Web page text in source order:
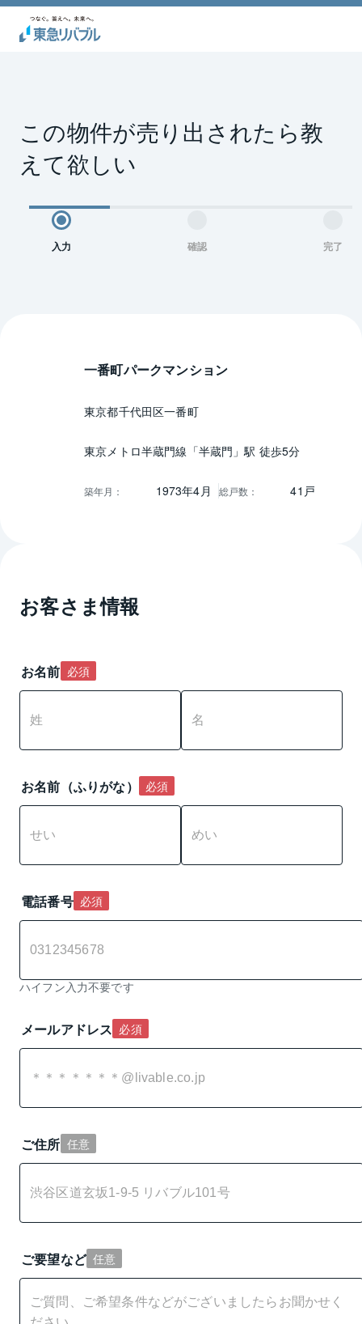
この物件が売り出されたら教
えて欲しい
入力 確認 完了
一番町パークマンション
東京都千代田区一番町
東京メトロ半蔵門線「半蔵門」駅 徒歩5分
築年月 ： 1973年4月 総戸数 ： 41戸
お客さま情報
お名前 必須
お名前（ふりがな） 必須
電話番号 必須
ハイフン入力不要です
メールアドレス 必須
ご住所 任意
ご要望など 任意